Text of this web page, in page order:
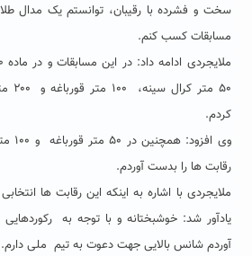
مسابقات کسب کنم.
کردم.
وی
رقابت ها را بدست آوردم.
ملایجردی با اشاره به اینکه این رقابت ها
یادآور شد: خوشبختانه و با توجه به
آوردم شانس بالایی جهت دعوت به تیم ملی دارم.